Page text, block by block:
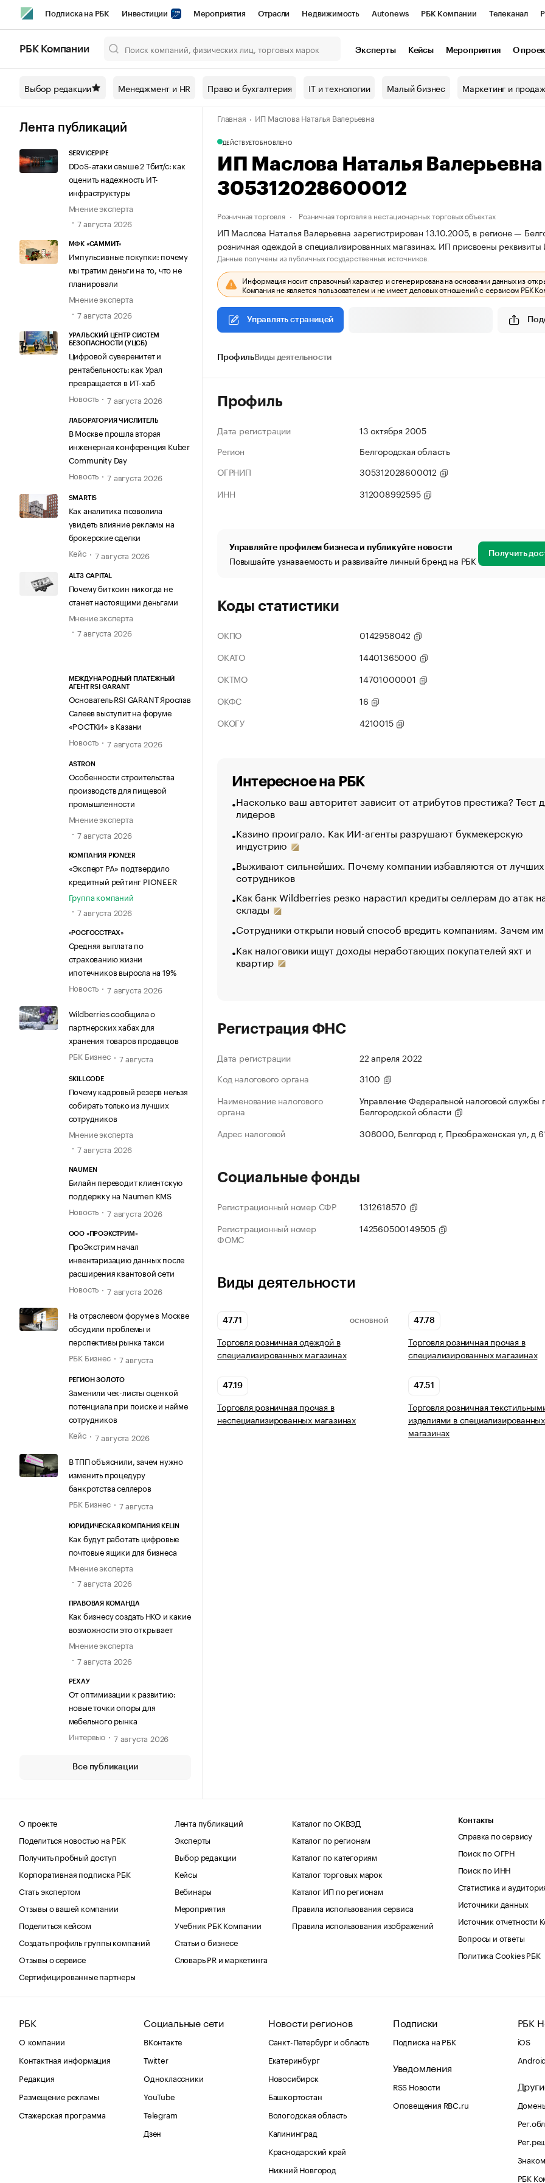
Подписка на РБК Инвестиции Мероприятия Отрасли Недвижимость Autonews РБК Компании Телеканал
Спецпроекты СПб Конференции СПб Спецпроекты Проверка контрагентов
Технологии и медиа Рынок наличной валюты
РБК Компании Эксперты Кейсы Мероприятия О
Выбор редакции Менеджмент и HR Право и бухгалтерия IT и технологии Малый бизнес Маркетинг и
Лента публикаций
SERVICEPIPE
DDoS-атаки свыше 2 Тбит/с: как
оценить надежность ИТ-
инфраструктуры
Мнение эксперта
7 августа 2026
МФК «САММИТ»
Импульсивные покупки: почему
мы тратим деньги на то, что не
планировали
Мнение эксперта
7 августа 2026
УРАЛЬСКИЙ ЦЕНТР СИСТЕМ
БЕЗОПАСНОСТИ (УЦСБ)
Цифровой суверенитет и
рентабельность: как Урал
превращается в ИТ-хаб
Новость
7 августа 2026
ЛАБОРАТОРИЯ ЧИСЛИТЕЛЬ
В Москве прошла вторая
инженерная конференция Kuber
Community Day
Новость
7 августа 2026
SMARTIS
Как аналитика позволила
увидеть влияние рекламы на
брокерские сделки
Кейс
7 августа 2026
ALT3 CAPITAL
Почему биткоин никогда не
станет настоящими деньгами
Мнение эксперта
7 августа 2026
МЕЖДУНАРОДНЫЙ ПЛАТЁЖНЫЙ
АГЕНТ RSI GARANT
Основатель RSI GARANT Ярослав
Салеев выступит на форуме
«РОСТКИ» в Казани
Новость
7 августа 2026
ASTRON
Особенности строительства
производств для пищевой
промышленности
Мнение эксперта
7 августа 2026
КОМПАНИЯ PIONEER
«Эксперт РА» подтвердило
кредитный рейтинг PIONEER
Группа компаний
7 августа 2026
«РОСГОССТРАХ»
Средняя выплата по
страхованию жизни
ипотечников выросла на 19%
Новость
7 августа 2026
Wildberries сообщила о
партнерских хабах для
хранения товаров продавцов
РБК Бизнес
7 августа
SKILLCODE
Почему кадровый резерв нельзя
собирать только из лучших
сотрудников
Мнение эксперта
7 августа 2026
NAUMEN
Билайн переводит клиентскую
поддержку на Naumen KMS
Новость
7 августа 2026
ООО «ПРОЭКСТРИМ»
ПроЭкстрим начал
инвентаризацию данных после
расширения квантовой сети
Новость
7 августа 2026
На отраслевом форуме в Москве
обсудили проблемы и
перспективы рынка такси
РБК Бизнес
7 августа
РЕГИОН ЗОЛОТО
Заменили чек-листы оценкой
потенциала при поиске и найме
сотрудников
Кейс
7 августа 2026
В ТПП объяснили, зачем нужно
изменить процедуру
банкротства селлеров
РБК Бизнес
7 августа
ЮРИДИЧЕСКАЯ КОМПАНИЯ KELIN
Как будут работать цифровые
почтовые ящики для бизнеса
Мнение эксперта
7 августа 2026
ПРАВОВАЯ КОМАНДА
Как бизнесу создать НКО и какие
возможности это открывает
Мнение эксперта
7 августа 2026
РЕХАУ
От оптимизации к развитию:
новые точки опоры для
мебельного рынка
Интервью
7 августа 2026
Все публикации
Главная ИП Маслова Наталья Валерьевна
ДЕЙСТВУЕТОБНОВЛЕНО
ИП Маслова Наталья
305312028600012
Розничная торговля Розничная торговля в нестационарных торговых объектах
ИП Маслова Наталья Валерьевна зарегистрирован 13.10.2005, в регионе —
розничная одеждой в специализированных магазинах. ИП присвоены
Данные получены из публичных государственных источников.
Информация носит справочный характер и сгенерирована на основании данных из
Компания не является пользователем и не имеет деловых отношений с сервисом РБК
Управлять страницей
ПрофильВиды деятельности
Профиль
Дата регистрации
13 октября 2005
Регион
Белгородская область
ОГРНИП
305312028600012
ИНН
312008992595
Управляйте профилем бизнеса и публикуйте новости
Повышайте узнаваемость и развивайте личный бренд на РБК Получить
Коды статистики
ОКПО
0142958042
ОКАТО
14401365000
ОКТМО
14701000001
ОКФС
16
ОКОГУ
4210015
Интересное на РБК
Насколько ваш авторитет зависит от атрибутов престижа? Тест
лидеров
Казино проиграло. Как ИИ-агенты разрушают букмекерскую
индустрию
Выживают сильнейших. Почему компании избавляются от лучших
сотрудников
Как банк Wildberries резко нарастил кредиты селлерам до атак
склады
Сотрудники открыли новый способ вредить компаниям. Зачем
Как налоговики ищут доходы неработающих покупателей яхт и
квартир
Регистрация ФНС
Дата регистрации
22 апреля 2022
Код налогового органа
3100
Наименование налогового
органа
Управление Федеральной налоговой службы
Белгородской области
Адрес налоговой
308000, Белгород г, Преображенская ул, д
Социальные фонды
Регистрационный номер СФР
1312618570
Регистрационный номер
ФОМС
142560500149505
Виды деятельности
47.71 ОСНОВНОЙ
Торговля розничная одеждой в
специализированных магазинах
47.78
Торговля розничная прочая в
специализированных магазинах
47.19
Торговля розничная прочая в
неспециализированных магазинах
47.51
Торговля розничная
изделиями в специализированных
магазинах
О проекте
Поделиться новостью на РБК
Получить пробный доступ
Корпоративная подписка РБК
Стать экспертом
Отзывы о вашей компании
Поделиться кейсом
Создать профиль группы компаний
Отзывы о сервисе
Сертифицированные партнеры
Лента публикаций
Эксперты
Выбор редакции
Кейсы
Вебинары
Мероприятия
Учебник РБК Компании
Статьи о бизнесе
Словарь PR и маркетинга
Каталог по ОКВЭД
Каталог по регионам
Каталог по категориям
Каталог торговых марок
Каталог ИП по регионам
Правила использования сервиса
Правила использования изображений
Контакты
Справка по сервису
Поиск по ОГРН
Поиск по ИНН
Статистика и
Источники данных
Источник отчетности
Вопросы и ответы
Политика Cookies РБК
РБК
О компании
Контактная информация
Редакция
Размещение рекламы
Стажерская программа
Социальные сети
ВКонтакте
Twitter
Одноклассники
YouTube
Telegram
Дзен
Новости регионов
Санкт-Петербург и область
Екатеринбург
Новосибирск
Башкортостан
Вологодская область
Калининград
Краснодарский край
Нижний Новгород
Подписки
Подписка на РБК
Уведомления
RSS Новости
Оповещения RBC.ru
РБК
iOS
РБК